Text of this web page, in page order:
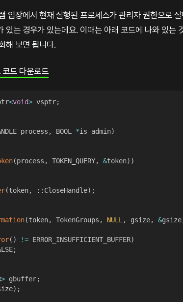
입장에서 현재 실행된 프로세스가 관리자 권한으로
있는 경우가 있는데요. 이때는 아래 코드에 나와 있는
해 보면 됩니다.
코드 다운로드
<void> vsptr;
process , BOOL *is_admin)
(process , TOKEN_QUERY, &token) )
(token, :: CloseHandle) ;
(token, TokenGroups , NULL, gsize, &gsize
( ) != ERROR_INSUFFICIENT_BUFFER)
;
> gbuffer;
) ;